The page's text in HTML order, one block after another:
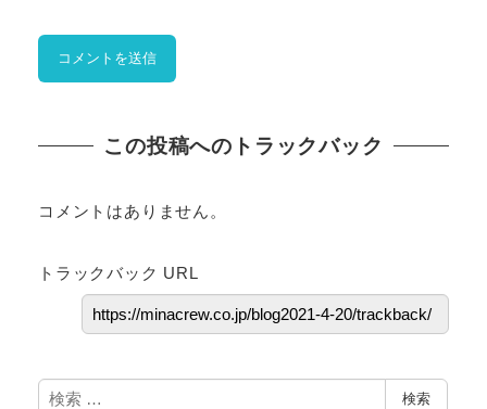
この投稿へのトラックバック
コメントはありません。
トラックバック URL
検
検索